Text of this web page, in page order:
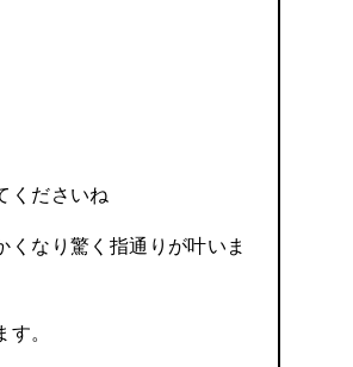
くださいね
なり驚く指通りが叶いま
。